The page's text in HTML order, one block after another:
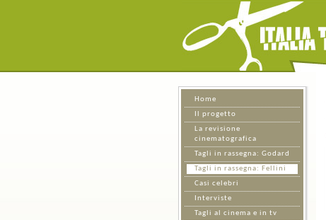
Home
Il progetto
La revisione
cinematografica
Tagli in rassegna: Godard
Tagli in rassegna: Fellini
Casi celebri
Interviste
Tagli al cinema e in tv